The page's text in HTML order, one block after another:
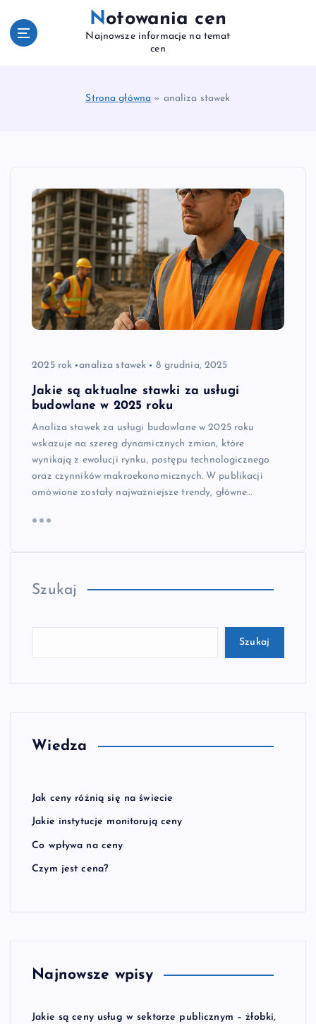
Notowania cen
Najnowsze informacje na temat
cen
Strona główna » analiza stawek
2025 rok analiza stawek 8 grudnia, 2025
Jakie są aktualne stawki za usługi
budowlane w 2025 roku
Analiza stawek za usługi budowlane w 2025 roku
wskazuje na szereg dynamicznych zmian, które
wynikają z ewolucji rynku, postępu technologicznego
oraz czynników makroekonomicznych. W publikacji
omówione zostały najważniejsze trendy, główne…
Szukaj
Szukaj
Wiedza
Jak ceny różnią się na świecie
Jakie instytucje monitorują ceny
Co wpływa na ceny
Czym jest cena?
Najnowsze wpisy
Jakie są ceny usług w sektorze publicznym – żłobki,